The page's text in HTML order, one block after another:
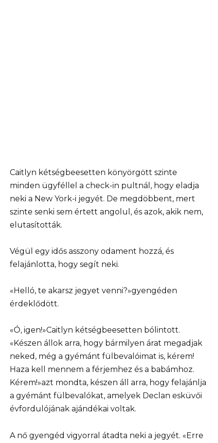
Caitlyn kétségbeesetten könyörgött szinte
minden ügyféllel a check-in pultnál, hogy eladja
neki a New York-i jegyét. De megdöbbent, mert
szinte senki sem értett angolul, és azok, akik nem,
elutasították.
Végül egy idős asszony odament hozzá, és
felajánlotta, hogy segít neki.
«Helló, te akarsz jegyet venni?»gyengéden
érdeklődött.
«Ó, igen!»Caitlyn kétségbeesetten bólintott.
«Készen állok arra, hogy bármilyen árat megadjak
neked, még a gyémánt fülbevalóimat is, kérem!
Haza kell mennem a férjemhez és a babámhoz.
Kérem!»azt mondta, készen áll arra, hogy felajánlja
a gyémánt fülbevalókat, amelyek Declan esküvői
évfordulójának ajándékai voltak.
A nő gyengéd vigyorral átadta neki a jegyét. «Erre